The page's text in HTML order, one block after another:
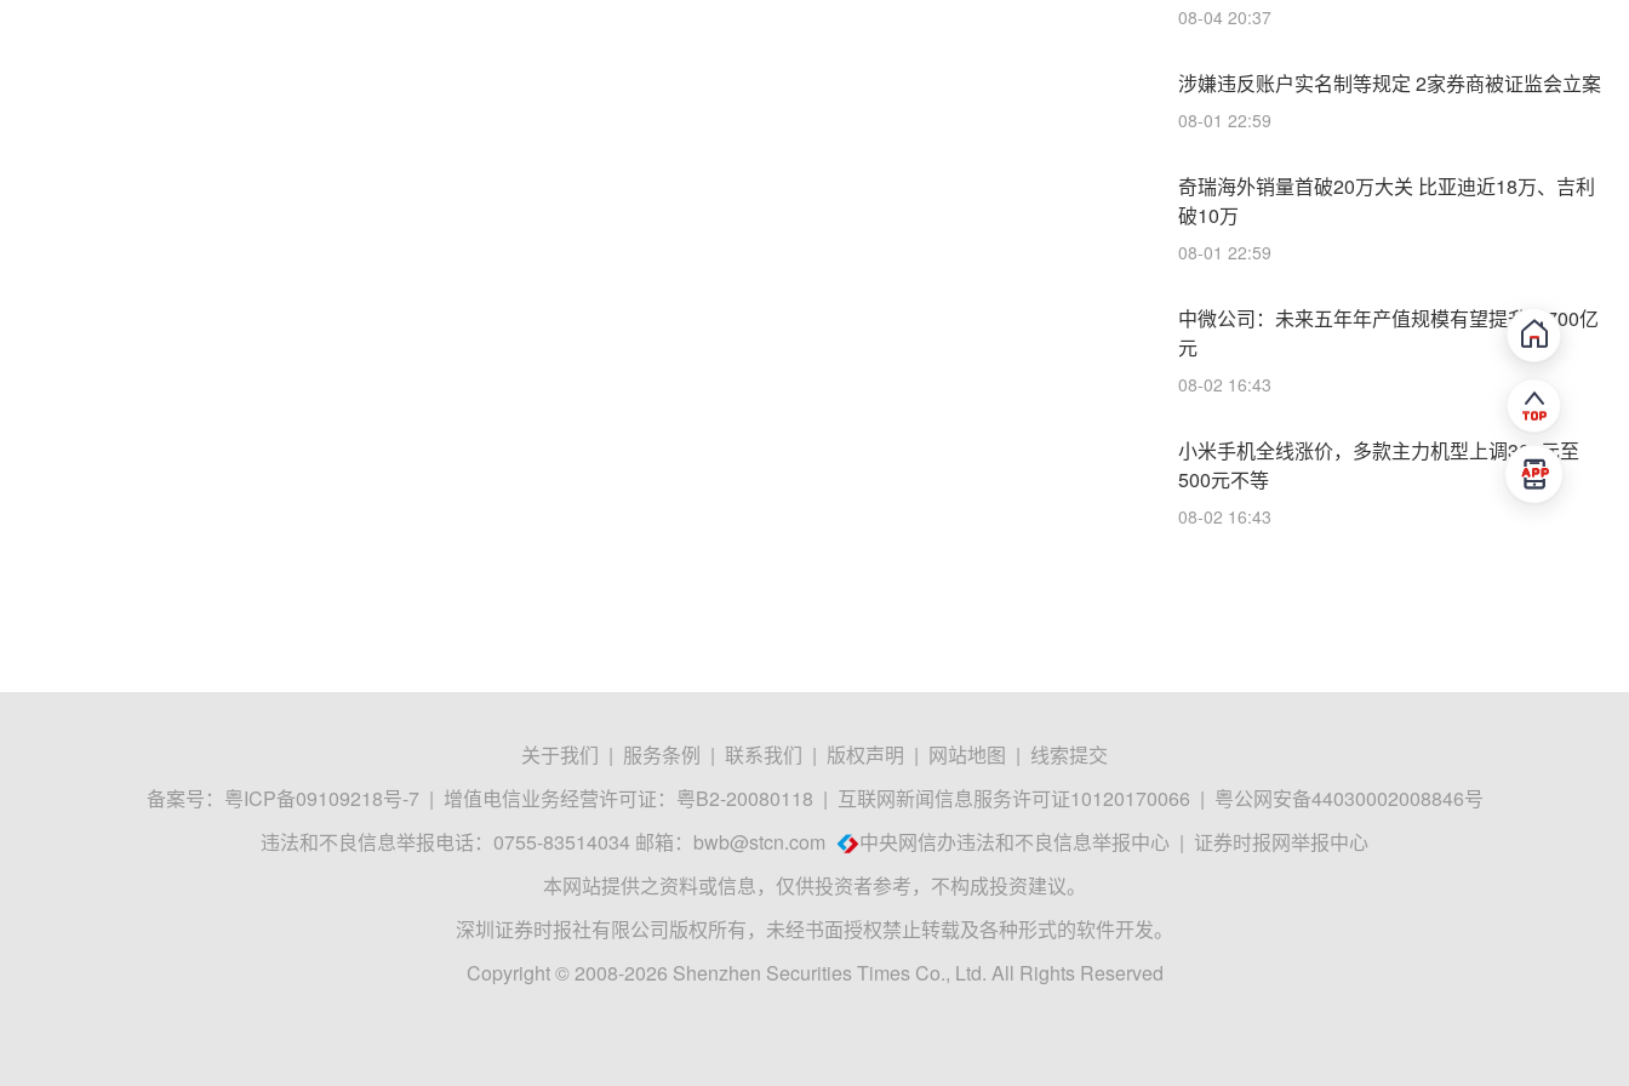
08-04 20:37
涉嫌违反账户实名制等规定 2家券商被证监会立案
08-01 22:59
奇瑞海外销量首破20万大关 比亚迪近18万、吉利
破10万
08-01 22:59
中微公司：未来五年年产值规模有望提升至700亿
元
08-02 16:43
小米手机全线涨价，多款主力机型上调300元至
500元不等
08-02 16:43
关于我们 | 服务条例 | 联系我们 | 版权声明 | 网站地图 | 线索提交
备案号： 粤ICP备09109218号-7 | 增值电信业务经营许可证：粤B2-20080118 | 互联网新闻信息服务许可证10120170066 | 粤公网安备44030002008846号
违法和不良信息举报电话：0755-83514034 邮箱： bwb@stcn.com 中央网信办违法和不良信息举报中心 | 证券时报网举报中心
本网站提供之资料或信息，仅供投资者参考，不构成投资建议。
深圳证券时报社有限公司版权所有，未经书面授权禁止转载及各种形式的软件开发。
Copyright © 2008-2026 Shenzhen Securities Times Co., Ltd. All Rights Reserved